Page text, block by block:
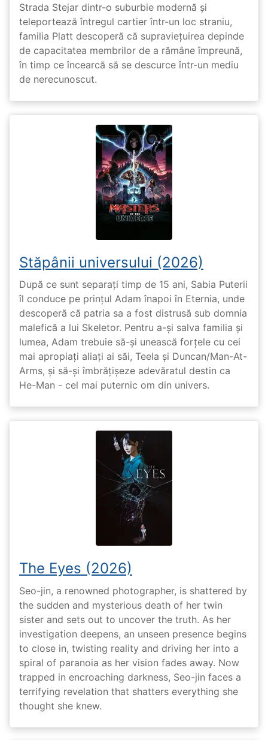
Strada Stejar dintr-o suburbie modernă și
teleportează întregul cartier într-un loc straniu,
familia Platt descoperă că supraviețuirea depinde
de capacitatea membrilor de a rămâne împreună,
în timp ce încearcă să se descurce într-un mediu
de nerecunoscut.
Stăpânii universului (2026)
După ce sunt separați timp de 15 ani, Sabia Puterii
îl conduce pe prințul Adam înapoi în Eternia, unde
descoperă că patria sa a fost distrusă sub domnia
malefică a lui Skeletor. Pentru a-și salva familia și
lumea, Adam trebuie să-și unească forțele cu cei
mai apropiați aliați ai săi, Teela și Duncan/Man-At-
Arms, și să-și îmbrățișeze adevăratul destin ca
He-Man - cel mai puternic om din univers.
The Eyes (2026)
Seo-jin, a renowned photographer, is shattered by
the sudden and mysterious death of her twin
sister and sets out to uncover the truth. As her
investigation deepens, an unseen presence begins
to close in, twisting reality and driving her into a
spiral of paranoia as her vision fades away. Now
trapped in encroaching darkness, Seo-jin faces a
terrifying revelation that shatters everything she
thought she knew.